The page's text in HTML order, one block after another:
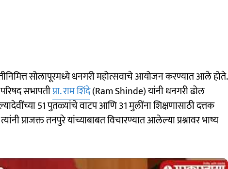
सोलापूरमध्ये धनगरी महोत्सवाचे आयोजन करण्यात आले होते.
सभापतीप्रा. राम शिंदे(Ram Shinde) यांनी धनगरी ढोल
51 पुतळ्यांचे वाटप आणि 31 मुलींना शिक्षणासाठी दत्तक
प्राजक्त तनपुरे यांच्याबाबत विचारण्यात आलेल्या प्रश्नावर भाष्य